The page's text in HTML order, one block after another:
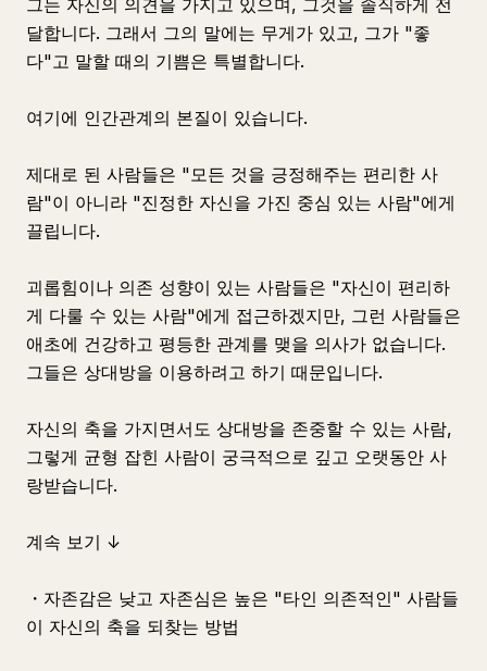
그는 자신의 의견을 가지고 있으며, 그것을 솔직하게 전
달합니다. 그래서 그의 말에는 무게가 있고, 그가 "좋
다"고 말할 때의 기쁨은 특별합니다.
여기에 인간관계의 본질이 있습니다.
제대로 된 사람들은 "모든 것을 긍정해주는 편리한 사
람"이 아니라 "진정한 자신을 가진 중심 있는 사람"에게
끌립니다.
괴롭힘이나 의존 성향이 있는 사람들은 "자신이 편리하
게 다룰 수 있는 사람"에게 접근하겠지만, 그런 사람들은
애초에 건강하고 평등한 관계를 맺을 의사가 없습니다.
그들은 상대방을 이용하려고 하기 때문입니다.
자신의 축을 가지면서도 상대방을 존중할 수 있는 사람,
그렇게 균형 잡힌 사람이 궁극적으로 깊고 오랫동안 사
랑받습니다.
계속 보기 ↓
・자존감은 낮고 자존심은 높은 "타인 의존적인" 사람들
이 자신의 축을 되찾는 방법